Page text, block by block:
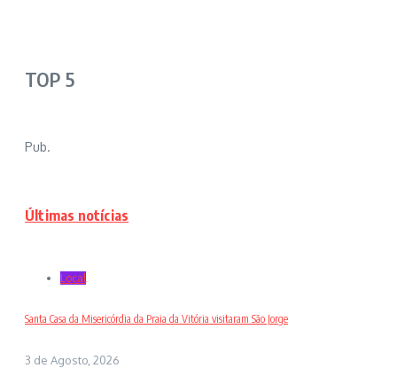
TOP 5
Pub.
Últimas notícias
Local
Santa Casa da Misericórdia da Praia da Vitória visitaram São Jorge
3 de Agosto, 2026